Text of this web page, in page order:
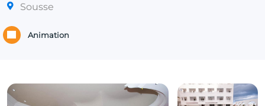
Sousse
Animation